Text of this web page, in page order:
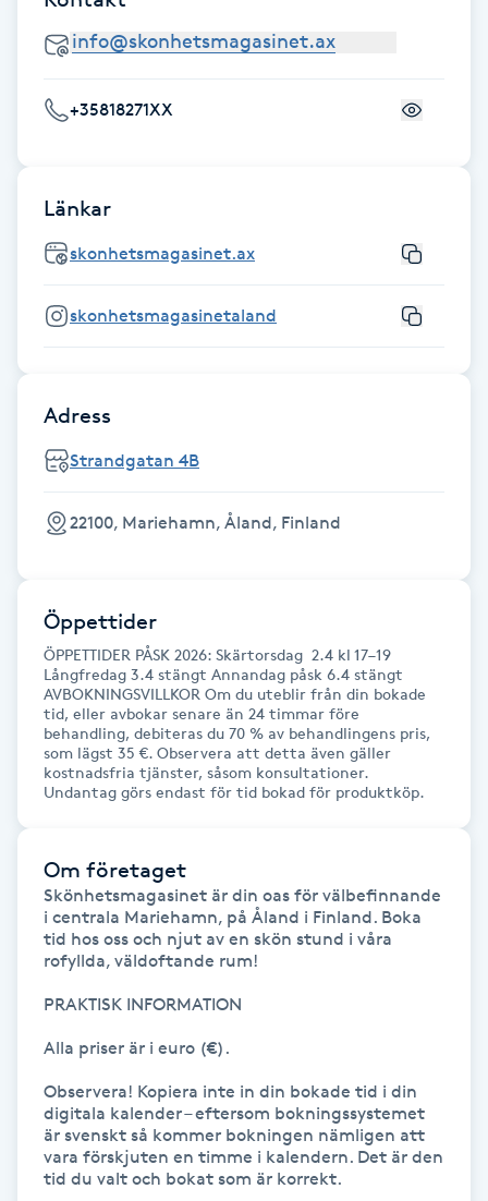
Hårborttagning
Hårbottenbehandling
Hårvård
Hälsa
Hälsprickor
Idrottsmassage
IPL hårborttagning
IR-massage
Japansk massage
Katun fransar
Kemisk peeling
Keratinbehandling
Kinesiologi
Kiropraktik
Klangmassage
+35818271XX
Länkar
skonhetsmagasinet.ax
skonhetsmagasinetaland
Adress
Strandgatan 4B
22100, Mariehamn, Åland, Finland
Öppettider
ÖPPETTIDER PÅSK 2026: Skärtorsdag 2.4 kl 17–19
Långfredag 3.4 stängt Annandag påsk 6.4 stängt
AVBOKNINGSVILLKOR Om du uteblir från din bokade
tid, eller avbokar senare än 24 timmar före
behandling, debiteras du 70 % av behandlingens pris,
som lägst 35 €. Observera att detta även gäller
kostnadsfria tjänster, såsom konsultationer.
Undantag görs endast för tid bokad för produktköp.
Om företaget
Skönhetsmagasinet är din oas för välbefinnande
i centrala Mariehamn, på Åland i Finland. Boka
tid hos oss och njut av en skön stund i våra
rofyllda, väldoftande rum!
PRAKTISK INFORMATION
Alla priser är i euro (€).
Observera! Kopiera inte in din bokade tid i din
digitala kalender – eftersom bokningssystemet
är svenskt så kommer bokningen nämligen att
vara förskjuten en timme i kalendern. Det är den
tid du valt och bokat som är korrekt.